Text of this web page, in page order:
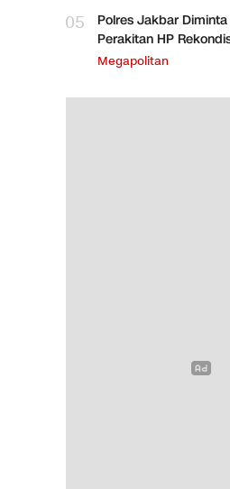
05
Polres Jakbar
Perakitan HP
Megapolitan